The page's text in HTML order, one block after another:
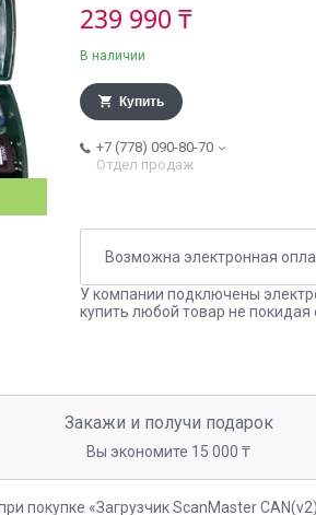
239 990 ₸
В наличии
Купить
+7 (778) 090-80-70
Отдел продаж
У компании подключены
купить любой товар не покидая
Закажи и получи подарок
Вы экономите 15 000 ₸
покупке «Загрузчик ScanMaster